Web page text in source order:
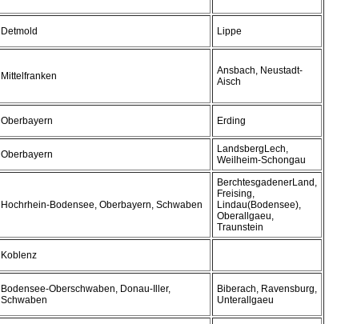
Detmold Lippe
Mittelfranken
Ansbach, Neustadt-
Aisch
Oberbayern Erding
Oberbayern
LandsbergLech,
Weilheim-Schongau
Hochrhein-Bodensee, Oberbayern, Schwaben
BerchtesgadenerLand,
Freising,
Lindau(Bodensee),
Oberallgaeu,
Traunstein
Koblenz
Bodensee-Oberschwaben, Donau-Iller,
Schwaben
Biberach, Ravensburg,
Unterallgaeu